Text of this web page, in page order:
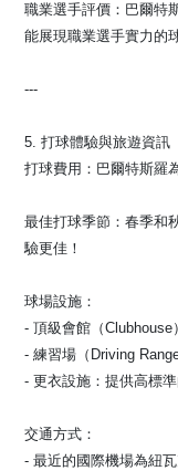
職業選手評價：巴爾特
能展現職業選手實力的
---
5. 打球體驗與旅遊資訊
打球費用：巴爾特斯羅
最佳打球季節：春季和
驗更佳！
球場設施：
- 頂級會館（
- 練習場（Driving
- 更衣設施：提供高標準
交通方式：
- 最近的國際機場為紐